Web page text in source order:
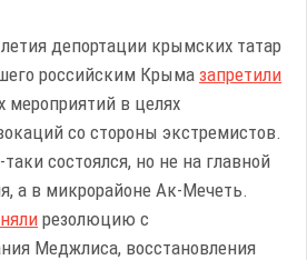
депортации крымских татар
российским Крыма запретили
мероприятий в целях
со стороны экстремистов.
состоялся, но не на главной
а в микрорайоне Ак-Мечеть.
резолюцию с
Меджлиса, восстановления